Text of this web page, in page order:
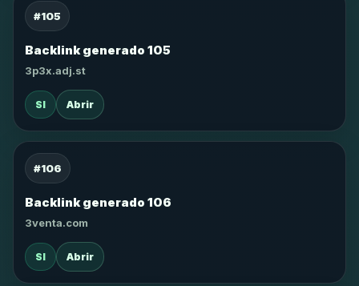
#105
Backlink generado 105
3p3x.adj.st
SI Abrir
#106
Backlink generado 106
3venta.com
SI Abrir